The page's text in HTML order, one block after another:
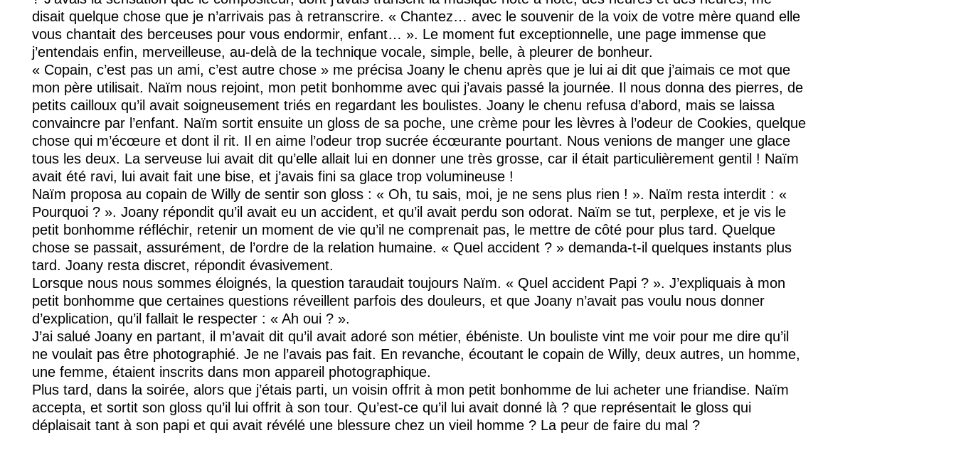
disait quelque chose que je n’arrivais pas à retranscrire. « Chantez… avec le souvenir de la voix de votre mère quand elle
vous chantait des berceuses pour vous endormir, enfant… ». Le moment fut exceptionnelle, une page immense que
j’entendais enfin, merveilleuse, au-delà de la technique vocale, simple, belle, à pleurer de bonheur.
« Copain, c’est pas un ami, c’est autre chose » me précisa Joany le chenu après que je lui ai dit que j’aimais ce mot que
mon père utilisait. Naïm nous rejoint, mon petit bonhomme avec qui j’avais passé la journée. Il nous donna des pierres, de
petits cailloux qu’il avait soigneusement triés en regardant les boulistes. Joany le chenu refusa d’abord, mais se laissa
convaincre par l’enfant. Naïm sortit ensuite un gloss de sa poche, une crème pour les lèvres à l’odeur de Cookies, quelque
chose qui m’écœure et dont il rit. Il en aime l’odeur trop sucrée écœurante pourtant. Nous venions de manger une glace
tous les deux. La serveuse lui avait dit qu’elle allait lui en donner une très grosse, car il était particulièrement gentil ! Naïm
avait été ravi, lui avait fait une bise, et j’avais fini sa glace trop volumineuse !
Naïm proposa au copain de Willy de sentir son gloss : « Oh, tu sais, moi, je ne sens plus rien ! ». Naïm resta interdit : «
Pourquoi ? ». Joany répondit qu’il avait eu un accident, et qu’il avait perdu son odorat. Naïm se tut, perplexe, et je vis le
petit bonhomme réfléchir, retenir un moment de vie qu’il ne comprenait pas, le mettre de côté pour plus tard. Quelque
chose se passait, assurément, de l’ordre de la relation humaine. « Quel accident ? » demanda-t-il quelques instants plus
tard. Joany resta discret, répondit évasivement.
Lorsque nous nous sommes éloignés, la question taraudait toujours Naïm. « Quel accident Papi ? ». J’expliquais à mon
petit bonhomme que certaines questions réveillent parfois des douleurs, et que Joany n’avait pas voulu nous donner
d’explication, qu’il fallait le respecter : « Ah oui ? ».
J’ai salué Joany en partant, il m’avait dit qu’il avait adoré son métier, ébéniste. Un bouliste vint me voir pour me dire qu’il
ne voulait pas être photographié. Je ne l’avais pas fait. En revanche, écoutant le copain de Willy, deux autres, un homme,
une femme, étaient inscrits dans mon appareil photographique.
Plus tard, dans la soirée, alors que j’étais parti, un voisin offrit à mon petit bonhomme de lui acheter une friandise. Naïm
accepta, et sortit son gloss qu’il lui offrit à son tour. Qu’est-ce qu’il lui avait donné là ? que représentait le gloss qui
déplaisait tant à son papi et qui avait révélé une blessure chez un vieil homme ? La peur de faire du mal ?